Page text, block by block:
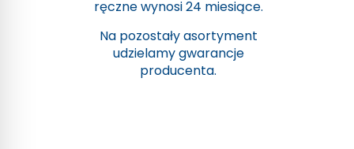
ręczne wynosi 24 miesiące.
Na pozostały asortyment
udzielamy gwarancje
producenta.